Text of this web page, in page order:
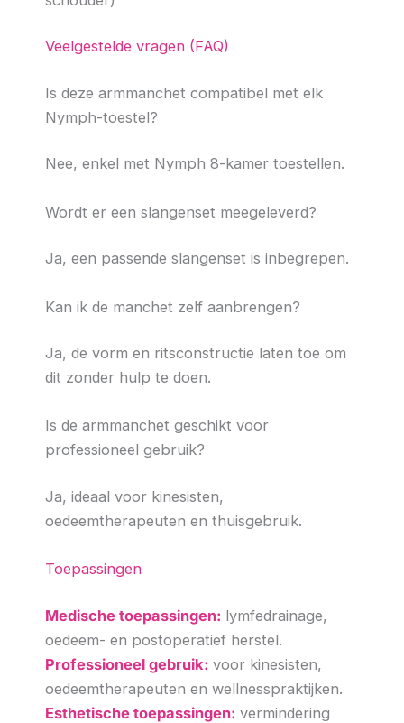
Veelgestelde vragen (FAQ)
Is deze armmanchet compatibel met elk
Nymph-toestel?
Nee, enkel met Nymph 8-kamer toestellen.
Wordt er een slangenset meegeleverd?
Ja, een passende slangenset is inbegrepen.
Kan ik de manchet zelf aanbrengen?
Ja, de vorm en ritsconstructie laten toe om
dit zonder hulp te doen.
Is de armmanchet geschikt voor
professioneel gebruik?
Ja, ideaal voor kinesisten,
oedeemtherapeuten en thuisgebruik.
Toepassingen
Medische toepassingen: lymfedrainage,
oedeem- en postoperatief herstel.
Professioneel gebruik: voor kinesisten,
oedeemtherapeuten en wellnesspraktijken.
Esthetische toepassingen: vermindering